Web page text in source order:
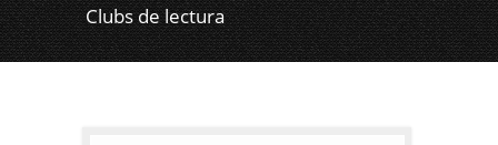
Clubs de lectura